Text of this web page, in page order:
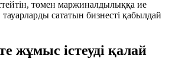
төмен маржиналдылыққа ие
сататын бизнесті қабылдай
жұмыс істеуді қалай